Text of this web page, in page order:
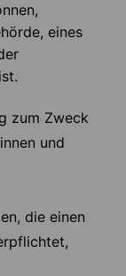
eines
zum Zweck
und
die einen